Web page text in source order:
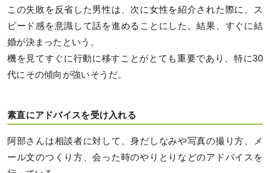
この失敗を反省した男性は、次に女性を紹介された際に、ス
ピード感を意識して話を進めることにした。結果、すぐに結
婚が決まったという。
機を見てすぐに行動に移すことがとても重要であり、特に30
代にその傾向が強いそうだ。
素直にアドバイスを受け入れる
阿部さんは相談者に対して、身だしなみや写真の撮り方、メ
ール文のつくり方、会った時のやりとりなどのアドバイスを